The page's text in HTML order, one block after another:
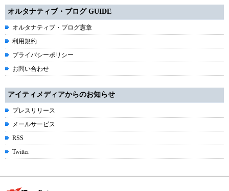
オルタナティブ・ブログ GUIDE
オルタナティブ・ブログ憲章
利用規約
プライバシーポリシー
お問い合わせ
アイティメディアからのお知らせ
プレスリリース
メールサービス
RSS
Twitter